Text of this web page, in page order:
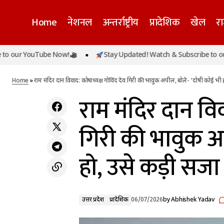
Home नेशनल अन्तर्राष्ट्रीय प्रादेशिक खेल
जम्मू-कश्मीर में मूसलाधार बारिश से तबाही,
किश्तवाड़ में पावर प्रोजेक्ट के पास बड़ा भूस्खलन,
उत्तर प्रदेश
राम
Now! Stay Updated! Watch & Subscribe to our
Home»राम मंदिर दान विवाद: कोषाध्यक्ष गोविंद देव गिरी की भावुक अपील, बोले- ‘दोषी कोई
राम मंदिर दान
गिरी की भावुक
हो, उसे कड़ी सजा
उत्तर प्रदेश प्रादेशिक 06/07/2026byAbhishek Yadav